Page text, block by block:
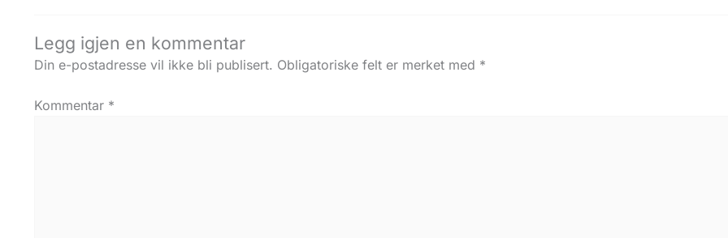
Legg igjen en kommentar
Din e-postadresse vil ikke bli publisert. Obligatoriske felt er merket med *
Kommentar *